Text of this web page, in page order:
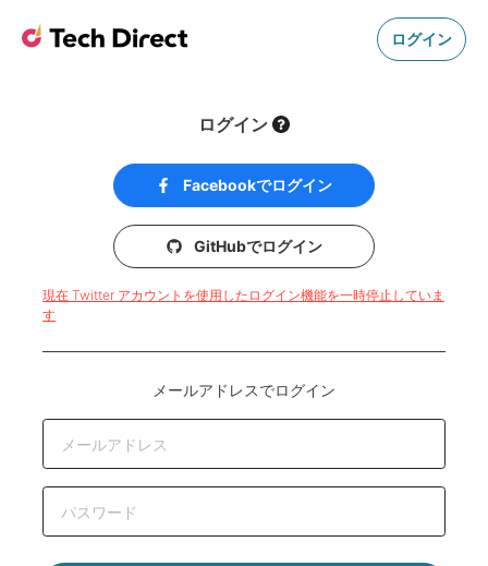
ログイン
ログイン
Facebookでログイン
GitHubでログイン
現在 Twitter アカウントを使用したログイン機能を一時停止していま
す
メールアドレスでログイン